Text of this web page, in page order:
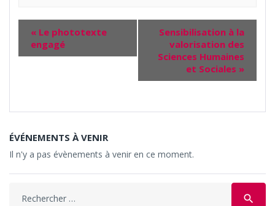
« Le phototexte
engagé
Sensibilisation à la
valorisation des
Sciences Humaines
et Sociales »
ÉVÉNEMENTS À VENIR
Il n'y a pas évènements à venir en ce moment.
search